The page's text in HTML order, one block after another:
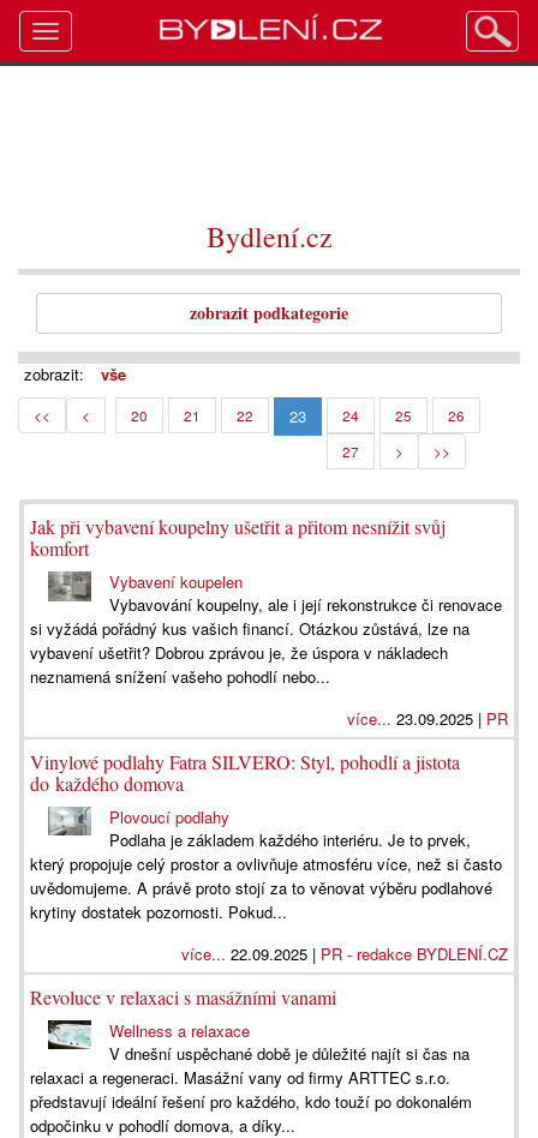
Bydlení.cz
zobrazit podkategorie
zobrazit: vše
<< < 20 21 22 23 24 25
26
27
> >>
Jak při vybavení koupelny ušetřit a přitom nesnížit svůj
komfort
Vybavení koupelen
Vybavování koupelny, ale i její rekonstrukce či renovace
si vyžádá pořádný kus vašich financí. Otázkou zůstává, lze na
vybavení ušetřit? Dobrou zprávou je, že úspora v nákladech
neznamená snížení vašeho pohodlí nebo...
více... 23.09.2025 | PR
Vinylové podlahy Fatra SILVERO: Styl, pohodlí a jistota
do každého domova
Plovoucí podlahy
Podlaha je základem každého interiéru. Je to prvek,
který propojuje celý prostor a ovlivňuje atmosféru více, než si často
uvědomujeme. A právě proto stojí za to věnovat výběru podlahové
krytiny dostatek pozornosti. Pokud...
více... 22.09.2025 | PR - redakce BYDLENÍ.CZ
Revoluce v relaxaci s masážními vanami
Wellness a relaxace
V dnešní uspěchané době je důležité najít si čas na
relaxaci a regeneraci. Masážní vany od firmy ARTTEC s.r.o.
představují ideální řešení pro každého, kdo touží po dokonalém
odpočinku v pohodlí domova, a díky...
Toggle
navigation